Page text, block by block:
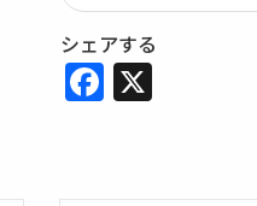
シェアする
Facebook
X